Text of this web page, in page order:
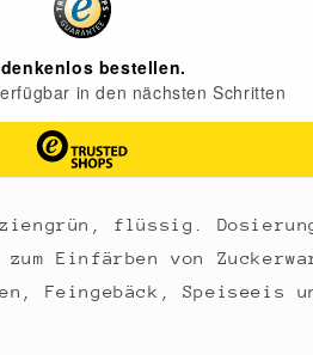
flüssig.
Einfärben von
Feingebäck, Speiseeis